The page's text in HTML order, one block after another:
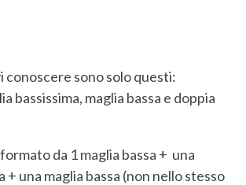
conoscere sono solo questi:
bassissima, maglia bassa e doppia
da 1 maglia bassa + una
+ una maglia bassa (non nello stesso